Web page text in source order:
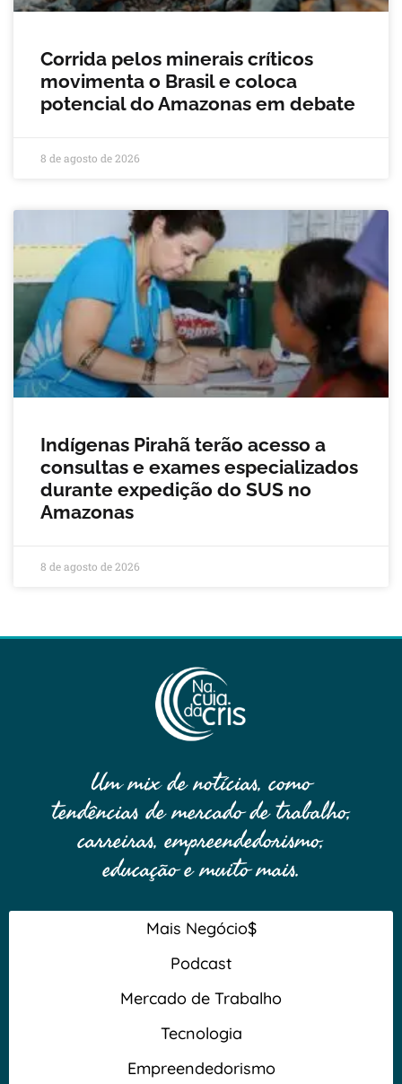
Corrida pelos minerais críticos
movimenta o Brasil e coloca
potencial do Amazonas em debate
8 de agosto de 2026
Indígenas Pirahã terão acesso a
consultas e exames especializados
durante expedição do SUS no
Amazonas
8 de agosto de 2026
Um mix de notícias, como
tendências de mercado de trabalho,
carreiras, empreendedorismo,
educação e muito mais.
Mais Negócio$
Podcast
Mercado de Trabalho
Tecnologia
Empreendedorismo